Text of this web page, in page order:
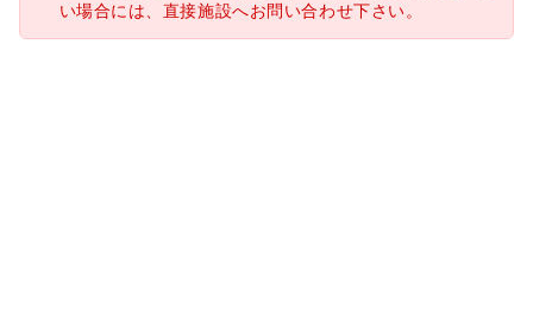
い場合には、直接施設へお問い合わせ下さい。